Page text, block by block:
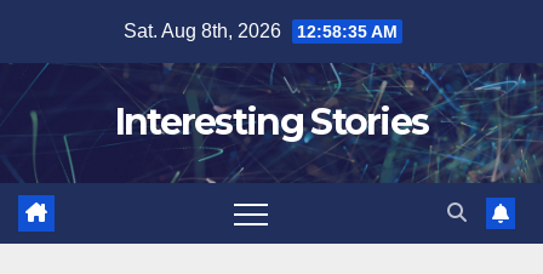
content
Sat. Aug 8th, 2026 12:58:36 AM
Interesting Stories